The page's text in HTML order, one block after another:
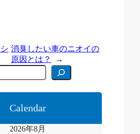
消臭したい車のニオイの
原因とは？
→
Calendar
2026年8月